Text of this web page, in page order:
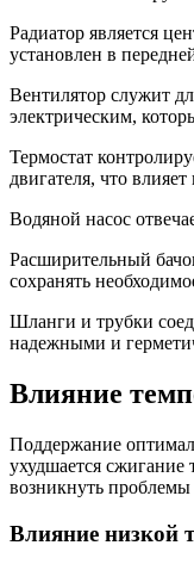
Радиатор является
установлен в
Вентилятор служит
электрическим,
Термостат
двигателя, что
Водяной насос
Расширительный
сохранять
Шланги и трубки
надежными и
Влияние
Поддержание
ухудшается сжигание
возникнуть проблемы
Влияние низкой